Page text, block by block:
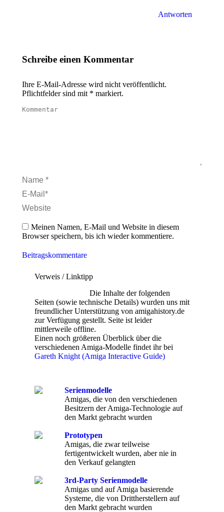
Antworten
Schreibe einen Kommentar
Ihre E-Mail-Adresse wird nicht veröffentlicht.
Pflichtfelder sind mit * markiert.
Kommentar
Name *
E-Mail *
Website
Meinen Namen, E-Mail und Website in diesem
Browser speichern, bis ich wieder kommentiere.
Beitragskommentare
Verweis / Linktipp
Die Inhalte der folgenden
Seiten (sowie technische Details) wurden uns mit
freundlicher Unterstützung von amigahistory.de
zur Verfügung gestellt. Seite ist leider
mittlerweile offline.
Einen noch größeren Überblick über die
verschiedenen Amiga-Modelle findet ihr bei
Gareth Knight (Amiga Interactive Guide)
Serienmodelle
Amigas, die von den verschiedenen
Besitzern der Amiga-Technologie auf
den Markt gebracht wurden
Prototypen
Amigas, die zwar teilweise
fertigentwickelt wurden, aber nie in
den Verkauf gelangten
3rd-Party Serienmodelle
Amigas und auf Amiga basierende
Systeme, die von Drittherstellern auf
den Markt gebracht wurden